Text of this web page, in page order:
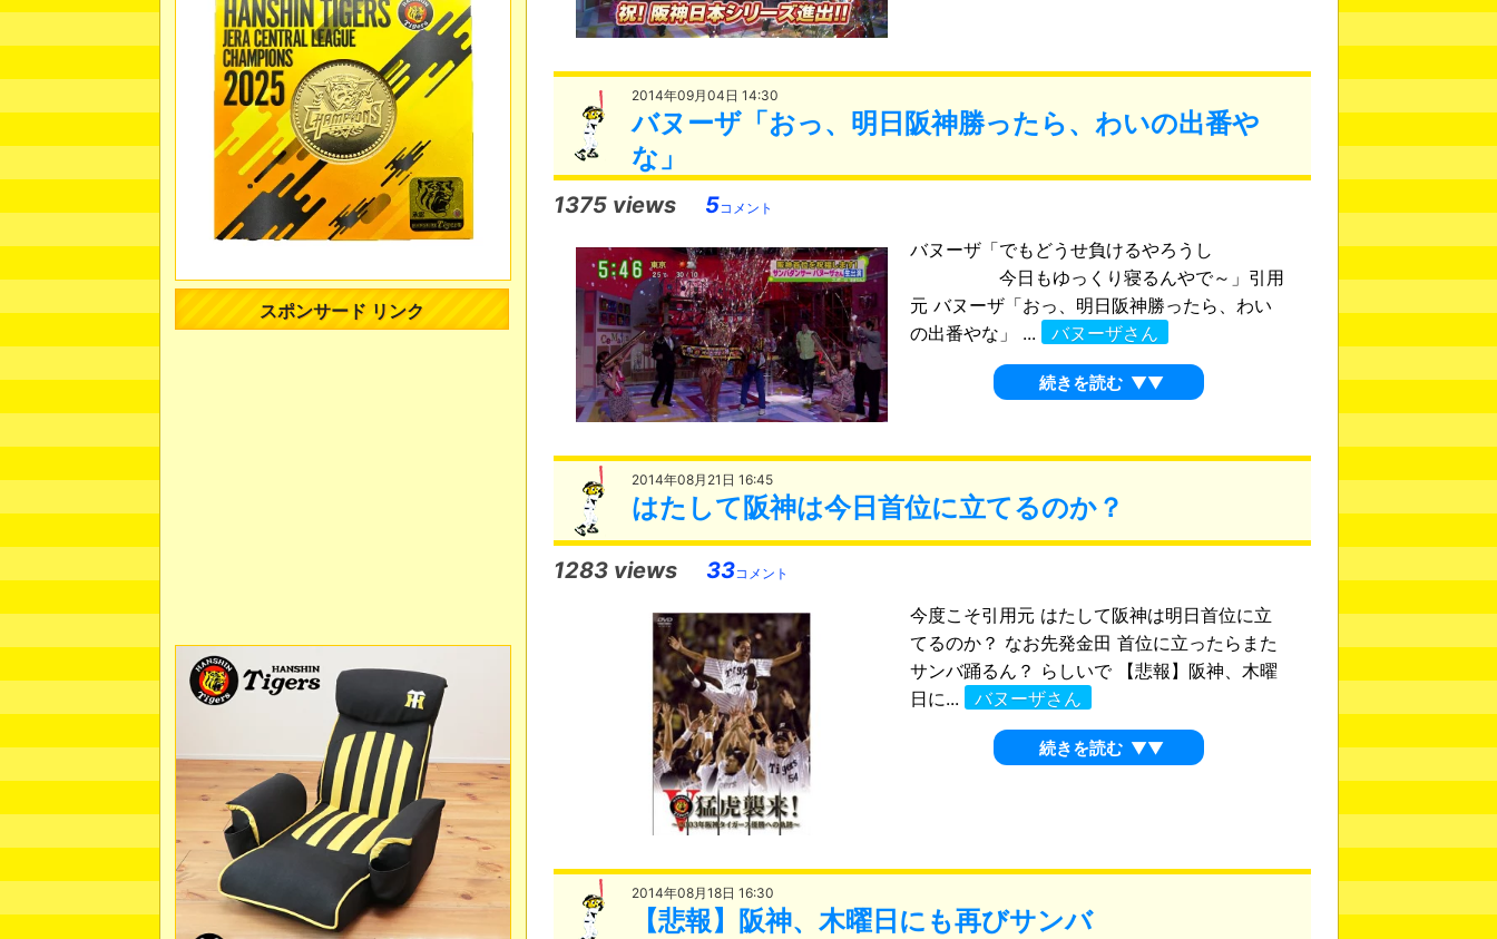
2014年09月04日 14:30
バヌーザ「おっ、明日阪神勝ったら、わいの出番や
な」
1375 views 5コメント
バヌーザ「でもどうせ負けるやろうし
今日もゆっくり寝るんやで～」引用
元 バヌーザ「おっ、明日阪神勝ったら、わい
の出番やな」 ...
バヌーザさん
続きを読む ▼▼
2014年08月21日 16:45
はたして阪神は今日首位に立てるのか？
1283 views 33コメント
今度こそ引用元 はたして阪神は明日首位に立
てるのか？ なお先発金田 首位に立ったらまた
サンバ踊るん？ らしいで 【悲報】阪神、木曜
日に...
バヌーザさん
続きを読む ▼▼
2014年08月18日 16:30
【悲報】阪神、木曜日にも再びサンバ
スポンサード リンク